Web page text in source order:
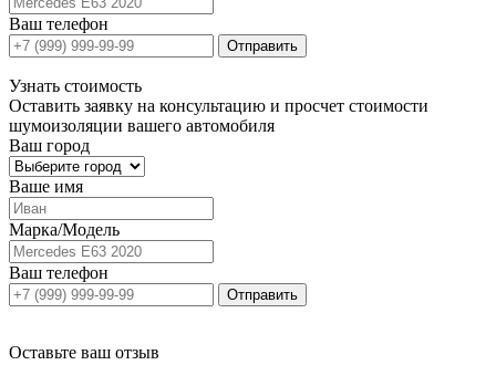
Ваш телефон
Отправить
Узнать стоимость
Оставить заявку на консультацию и просчет стоимости
шумоизоляции вашего автомобиля
Ваш город
Ваше имя
Марка/Модель
Ваш телефон
Отправить
Оставьте ваш отзыв